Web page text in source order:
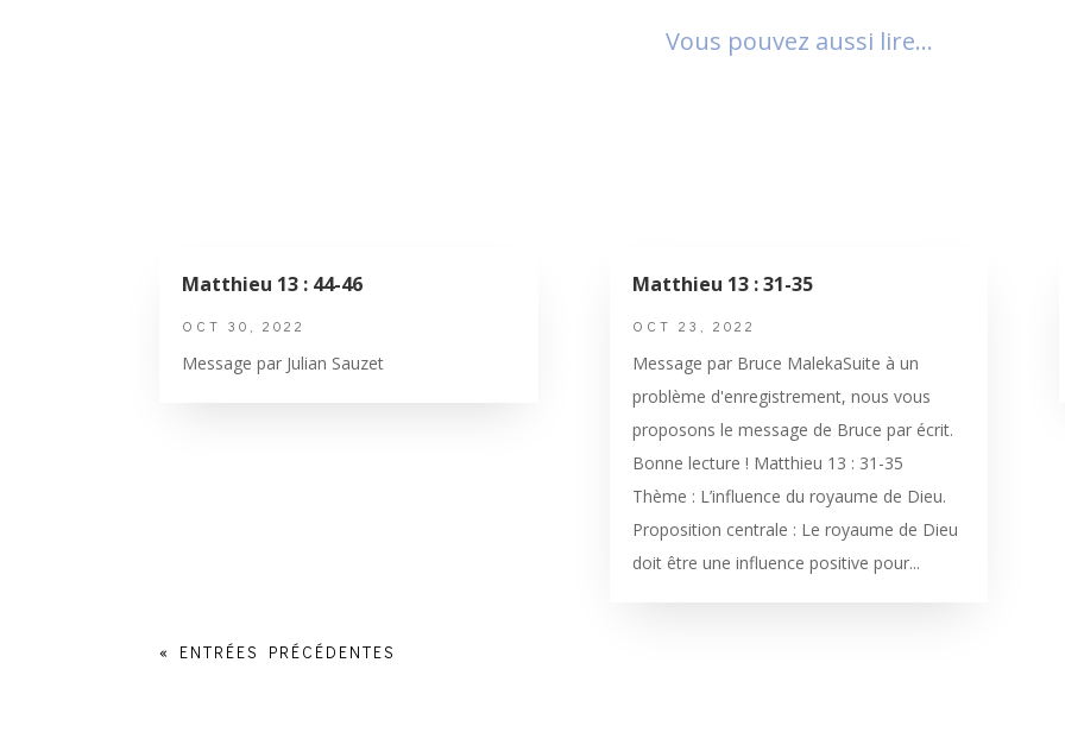
Vous pouvez aussi lire…
Matthieu 13 : 44-46
OCT 30, 2022
Message par Julian Sauzet
Matthieu 13 : 31-35
OCT 23, 2022
Message par Bruce MalekaSuite à un
problème d'enregistrement, nous vous
proposons le message de Bruce par écrit.
Bonne lecture ! Matthieu 13 : 31-35
Thème : L’influence du royaume de Dieu.
Proposition centrale : Le royaume de Dieu
doit être une influence positive pour...
« ENTRÉES PRÉCÉDENTES